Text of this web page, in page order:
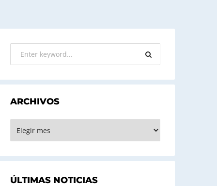
ARCHIVOS
ÚLTIMAS NOTICIAS